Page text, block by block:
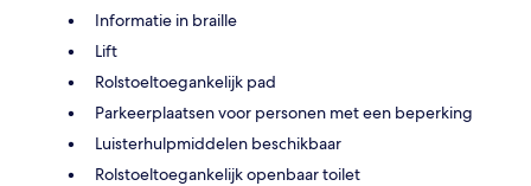
Informatie in braille
Lift
Rolstoeltoegankelijk pad
Parkeerplaatsen voor personen met een beperking
Luisterhulpmiddelen beschikbaar
Rolstoeltoegankelijk openbaar toilet